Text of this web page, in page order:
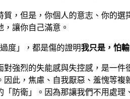
質，但是，你個人的意志、你的
讓你自己滿意。
我只是，怕輸
對強烈的失能感與失控感，是一
因此，焦慮、自我厭惡、羞愧等
「防衛」。因為那讓我們不用處